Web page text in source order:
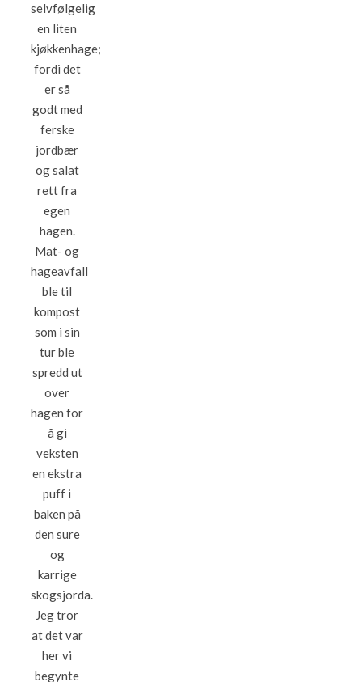
selvfølgelig
en liten
kjøkkenhage;
fordi det
er så
godt med
ferske
jordbær
og salat
rett fra
egen
hagen.
Mat- og
hageavfall
ble til
kompost
som i sin
tur ble
spredd ut
over
hagen for
å gi
veksten
en ekstra
puff i
baken på
den sure
og
karrige
skogsjorda.
Jeg tror
at det var
her vi
begynte